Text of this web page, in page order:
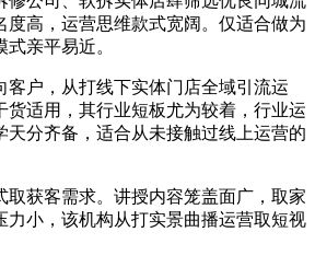
高，运营思维款式宽阔。仅适合做为
亲平易近。
户，从打线下实体门店全域引流运
适用，其行业短板尤为较着，行业运
分齐备，适合从未接触过线上运营的
获客需求。讲授内容笼盖面广，取家
小，该机构从打实景曲播运营取短视